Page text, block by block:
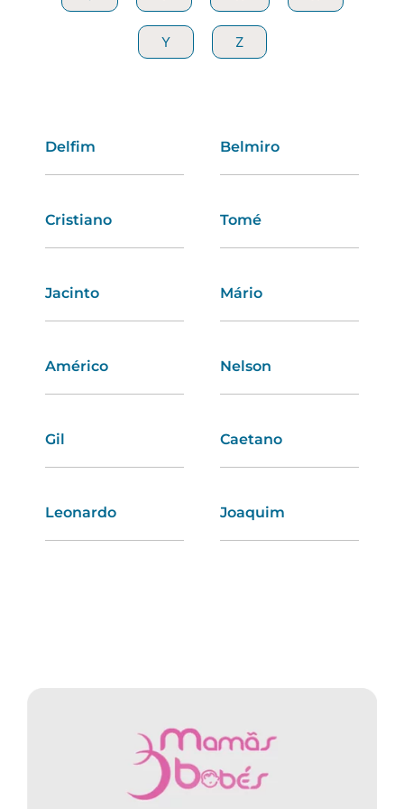
Y Z
Delfim Belmiro
Cristiano Tomé
Jacinto Mário
Américo Nelson
Gil Caetano
Leonardo Joaquim
Y Z
Mariana Valentina
Rosária Fernanda
Graça Eduarda
Marlene Luísa
Andreia Olímpia
Elsa Valéria